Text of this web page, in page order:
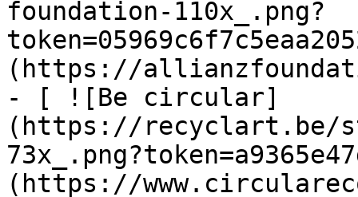
foundation-110x_.png?
(https://
- [ ![Be circular]
(https://recyclart.be/
(https://